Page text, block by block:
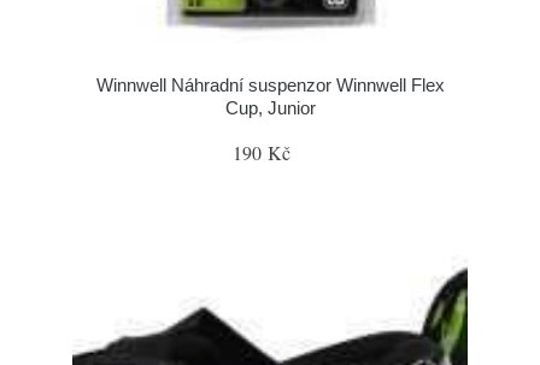
Winnwell Náhradní suspenzor Winnwell Flex
Cup, Junior
190 Kč